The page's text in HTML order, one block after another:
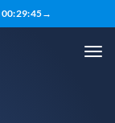
00:29:44→